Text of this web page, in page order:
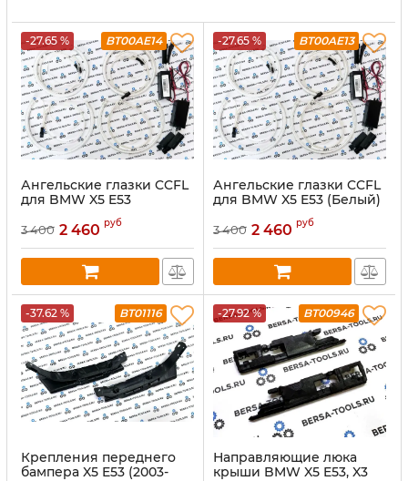
-27.65 % BT00AE14
Ангельские глазки CCFL
для BMW X5 E53
3 400 2 460 руб
-27.65 % BT00AE13
Ангельские глазки CCFL
для BMW X5 E53 (Белый)
3 400 2 460 руб
-37.62 % BT01116
Крепления переднего
бампера X5 E53 (2003-
-27.92 % BT00946
Направляющие люка
крыши BMW X5 E53, X3